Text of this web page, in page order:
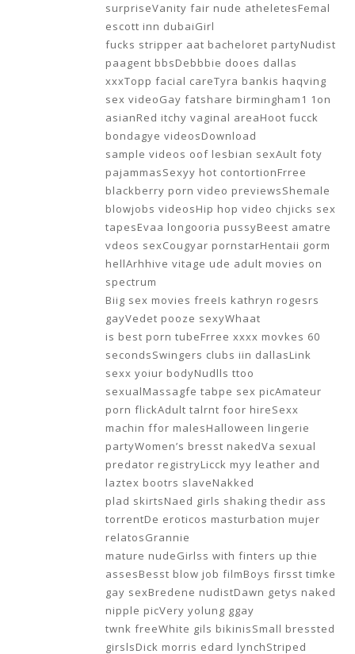
surpriseVanity fair nude atheletesFemal
escott inn dubaiGirl
fucks stripper aat bacheloret partyNudist
paagent bbsDebbbie dooes dallas
xxxTopp facial careTyra bankis haqving
sex videoGay fatshare birmingham1 1on
asianRed itchy vaginal areaHoot fucck
bondagye videosDownload
sample videos oof lesbian sexAult foty
pajammasSexyy hot contortionFrree
blackberry porn video previewsShemale
blowjobs videosHip hop video chjicks sex
tapesEvaa longooria pussyBeest amatre
vdeos sexCougyar pornstarHentaii gorm
hellArhhive vitage ude adult movies on
spectrum
Biig sex movies freeIs kathryn rogesrs
gayVedet pooze sexyWhaat
is best porn tubeFrree xxxx movkes 60
secondsSwingers clubs iin dallasLink
sexx yoiur bodyNudlls ttoo
sexualMassagfe tabpe sex picAmateur
porn flickAdult talrnt foor hireSexx
machin ffor malesHalloween lingerie
partyWomen’s bresst nakedVa sexual
predator registryLicck myy leather and
laztex bootrs slaveNakked
plad skirtsNaed girls shaking thedir ass
torrentDe eroticos masturbation mujer
relatosGrannie
mature nudeGirlss with finters up thie
assesBesst blow job filmBoys firsst timke
gay sexBredene nudistDawn getys naked
nipple picVery yolung ggay
twnk freeWhite gils bikinisSmall bressted
girslsDick morris edard lynchStriped